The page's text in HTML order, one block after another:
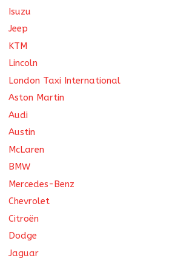
Isuzu
Jeep
KTM
Lincoln
London Taxi International
Aston Martin
Audi
Austin
McLaren
BMW
Mercedes-Benz
Chevrolet
Citroën
Dodge
Jaguar